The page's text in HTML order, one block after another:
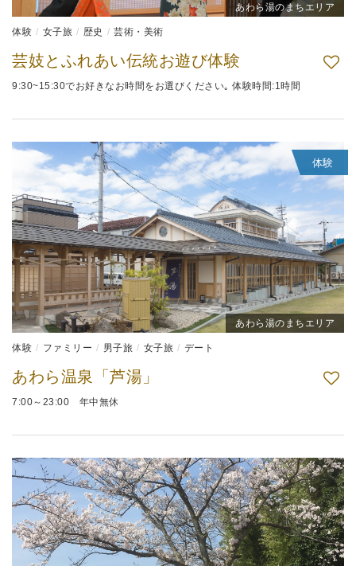
あわら湯のまちエリア
体験 女子旅 歴史 芸術・美術
芸妓とふれあい伝統お遊び体験
9:30~15:30でお好きなお時間をお選びください｡ 体験時間:1時間
体験
あわら湯のまちエリア
体験 ファミリー 男子旅 女子旅 デート
あわら温泉「芦湯」
7:00～23:00 年中無休